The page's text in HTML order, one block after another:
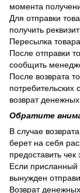
момента
Для отправки
получить
Пересылка
После отправки
сообщить
После возврата
потребительских
возврат
Обратите
В случае
берет на себя
предоставить чек
Если присланный
вынужден
Возврат